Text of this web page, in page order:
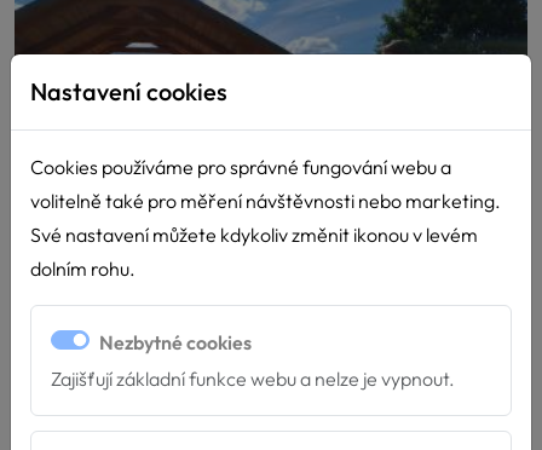
Nové týmy u Hafíka
Nastavení cookies
Cookies používáme pro správné fungování webu a
volitelně také pro měření návštěvnosti nebo marketing.
Své nastavení můžete kdykoliv změnit ikonou v levém
dolním rohu.
Nezbytné cookies
Zajišťují základní funkce webu a nelze je vypnout.